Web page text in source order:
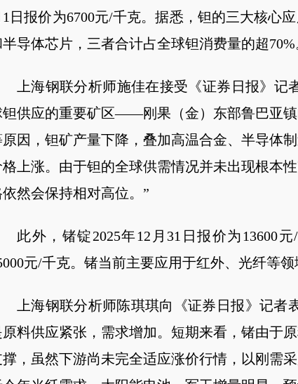
1日报价为6700元/千克。据悉，钽的三大核心
导体芯片，三者合计占全球钽消费量的超70%
上海钢联分析师施佳在接受《证券日报》记
钽供应的重要矿区——刚果（金）东部鲁巴亚
原因，钽矿产量下降，叠加高温合金、半导体
格上涨。由于钽的全球供需情况并未出现根本
然会保持相对高位。”
此外，锗锭2025年12月31日报价为13600
元/千克。锗当前主要应用于红外、光纤等领
上海钢联分析师陈琪琪向《证券日报》记者
原料供应紧张，需求增加。短期来看，锗由于
撑，虽然下游尚未完全适应涨价行情，以刚需